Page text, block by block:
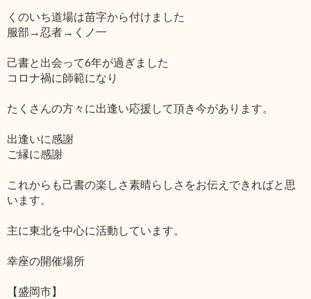
くのいち道場は苗字から付けました
服部→忍者→くノ一
己書と出会って6年が過ぎました
コロナ禍に師範になり
たくさんの方々に出逢い応援して頂き今があります。
出逢いに感謝
ご縁に感謝
これからも己書の楽しさ素晴らしさをお伝えできればと思
います。
主に東北を中心に活動しています。
幸座の開催場所
【盛岡市】